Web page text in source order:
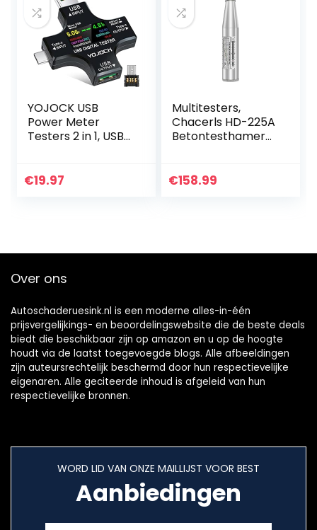
YOJOCK USB
Power Meter
Testers 2 in 1, USB
32V 0-5.1A Type C
€19.97
Multitesters,
Chacerls HD-225A
Betontesthamer
ter Hamer
€158.99
Over ons
Autoschaderuesink.nl is een moderne alles-in-één
prijsvergelijkings- en beoordelingswebsite die de beste deals
biedt die beschikbaar zijn op amazon en u op de hoogte
houdt via de laatst toegevoegde blogs. Alle afbeeldingen
zijn auteursrechtelijk beschermd door hun respectievelijke
eigenaren. Alle geciteerde inhoud is afgeleid van hun
respectievelijke bronnen.
WORD LID VAN ONZE MAILLIJST VOOR BEST
Aanbiedingen